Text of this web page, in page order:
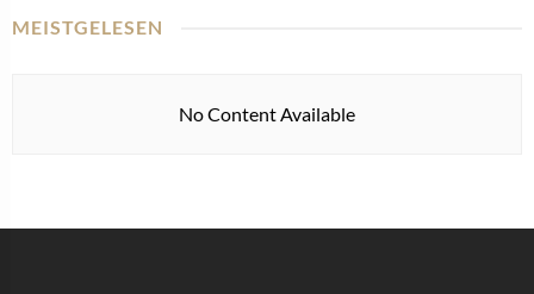
MEISTGELESEN
No Content Available